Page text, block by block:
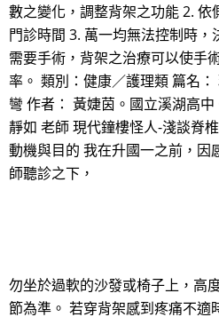
數之變化，調整背架之功能 2.
門診時間 3. 萬一均無法控制時
需要手術，背架之治療可以使手
率。 類別：健康／護理類 篇名
彎 作者： 黃婕茵。國立溪湖高
靜如 老師 現代鐘樓怪人-淺談脊
動機與目的 我在升國一之前，因
師聽診之下，
勿坐於過軟的沙發或椅子上，高
節為準。 若穿背架感到疼痛不適